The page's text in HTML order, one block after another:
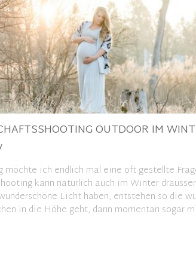
OUTDOOR IM
ich endlich mal eine oft gestellte
kann natürlich auch im Winter
Licht haben, entstehen so die
in die Höhe geht, dann momentan sogar